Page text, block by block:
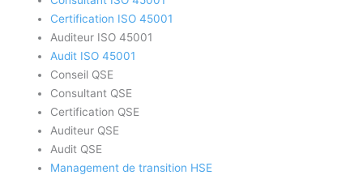
Certification ISO 45001
Auditeur ISO 45001
Audit ISO 45001
Conseil QSE
Consultant QSE
Certification QSE
Auditeur QSE
Audit QSE
Management de transition HSE